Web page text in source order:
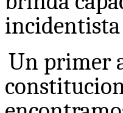
incidentista
Un primer